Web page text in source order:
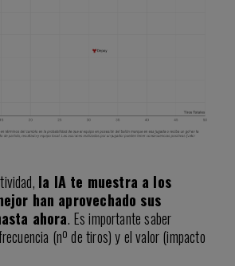
la IA te muestra a los
han aprovechado sus
ahora. Es importante saber
(nº de tiros) y el valor (impacto